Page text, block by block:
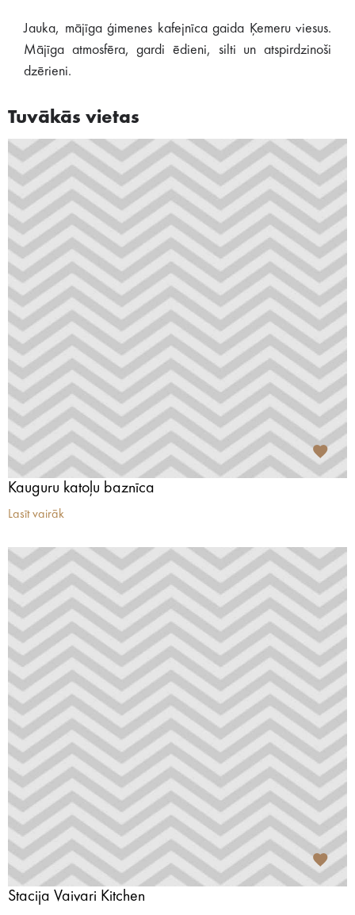
Jauka, mājīga ģimenes kafejnīca gaida Ķemeru viesus.
Mājīga atmosfēra, gardi ēdieni, silti un atspirdzinoši
dzērieni.
Tuvākās vietas
Kauguru katoļu baznīca
Lasīt vairāk
Stacija Vaivari Kitchen